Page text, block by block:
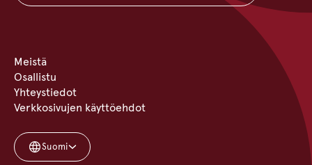
Meistä
Osallistu
Yhteystiedot
Verkkosivujen käyttöehdot
Suomi